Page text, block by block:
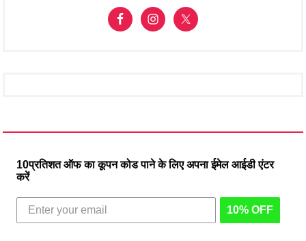
10प्रतिशत ऑफ का कूपन कोड पाने के लिए अपना ईमेल आईडी एंटर
करें
10% OFF